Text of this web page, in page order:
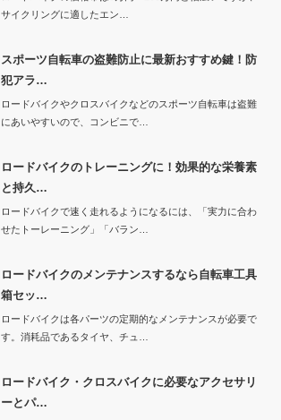
サイクリングに適したエン…
スポーツ自転車の盗難防止に最新おすすめ鍵！防
犯アラ…
ロードバイクやクロスバイクなどのスポーツ自転車は盗難
にあいやすいので、コンビニで…
ロードバイクのトレーニングに！効果的な栄養素
と持久…
ロードバイクで速く走れるようになるには、「実力に合わ
せたトーレーニング」「バラン…
ロードバイクのメンテナンスするなら自転車工具
箱セッ…
ロードバイクは各パーツの定期的なメンテナンスが必要で
す。消耗品であるタイヤ、チュ…
ロードバイク・クロスバイクに必要なアクセサリ
ーとパ…